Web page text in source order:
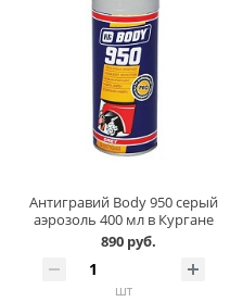
Антигравий Body 950 серый
аэрозоль 400 мл в Кургане
890 руб.
шт